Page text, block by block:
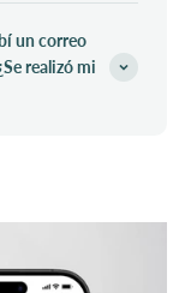
un correo
realizó mi